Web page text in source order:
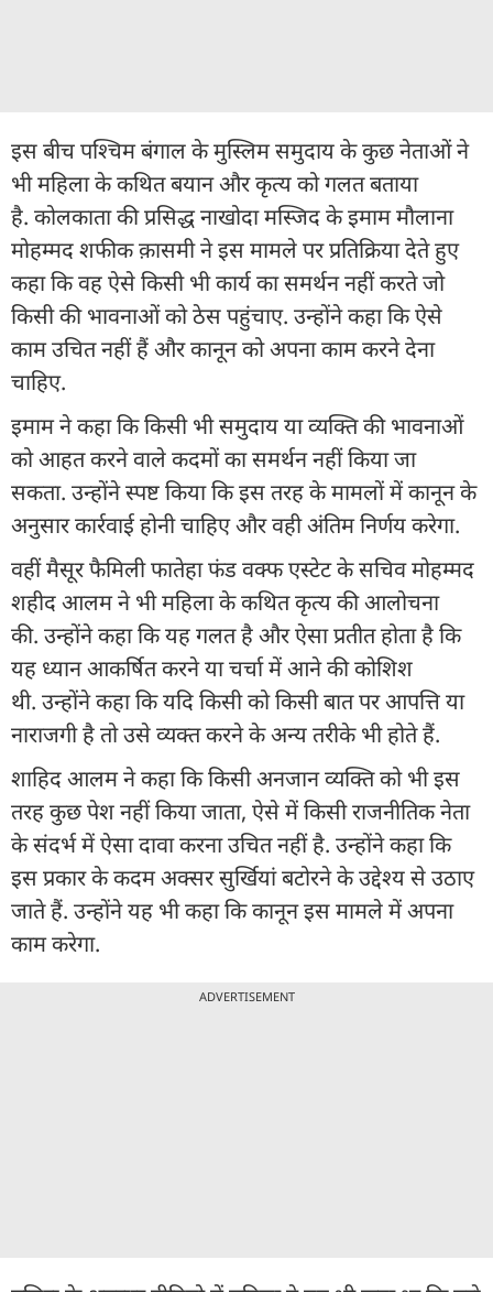
इस बीच पश्चिम बंगाल के मुस्लिम समुदाय के कुछ नेताओं ने
भी महिला के कथित बयान और कृत्य को गलत बताया
है. कोलकाता की प्रसिद्ध नाखोदा मस्जिद के इमाम मौलाना
मोहम्मद शफीक क़ासमी ने इस मामले पर प्रतिक्रिया देते हुए
कहा कि वह ऐसे किसी भी कार्य का समर्थन नहीं करते जो
किसी की भावनाओं को ठेस पहुंचाए. उन्होंने कहा कि ऐसे
काम उचित नहीं हैं और कानून को अपना काम करने देना
चाहिए.
इमाम ने कहा कि किसी भी समुदाय या व्यक्ति की भावनाओं
को आहत करने वाले कदमों का समर्थन नहीं किया जा
सकता. उन्होंने स्पष्ट किया कि इस तरह के मामलों में कानून के
अनुसार कार्रवाई होनी चाहिए और वही अंतिम निर्णय करेगा.
वहीं मैसूर फैमिली फातेहा फंड वक्फ एस्टेट के सचिव मोहम्मद
शहीद आलम ने भी महिला के कथित कृत्य की आलोचना
की. उन्होंने कहा कि यह गलत है और ऐसा प्रतीत होता है कि
यह ध्यान आकर्षित करने या चर्चा में आने की कोशिश
थी. उन्होंने कहा कि यदि किसी को किसी बात पर आपत्ति या
नाराजगी है तो उसे व्यक्त करने के अन्य तरीके भी होते हैं.
शाहिद आलम ने कहा कि किसी अनजान व्यक्ति को भी इस
तरह कुछ पेश नहीं किया जाता, ऐसे में किसी राजनीतिक नेता
के संदर्भ में ऐसा दावा करना उचित नहीं है. उन्होंने कहा कि
इस प्रकार के कदम अक्सर सुर्खियां बटोरने के उद्देश्य से उठाए
जाते हैं. उन्होंने यह भी कहा कि कानून इस मामले में अपना
काम करेगा.
ADVERTISEMENT